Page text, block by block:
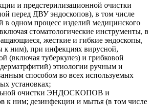
и предстерилизационной очистки
перед ДВУ эндоскопов), в том числе
в одном процесс изделий медицинского
стоматологические инструменты, в
жесткие и гибкие эндоскопы,
к ним), при инфекциях вирусной,
(включая туберкулез) и грибковой
этиологии ручным и
способом во всех используемых
установках;
очистки ЭНДОСКОПОВ и
к ним; дезинфекции и мытья (в том числе